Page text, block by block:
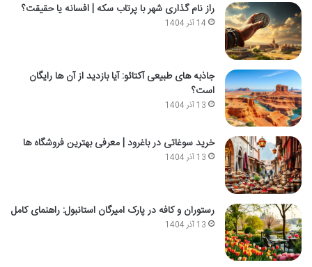
راز نام گذاری شهر با پرتاب سکه | افسانه یا حقیقت؟
14 آذر 1404
جاذبه های طبیعی آکتائو: آیا بازدید از آن ها رایگان
است؟
13 آذر 1404
خرید سوغاتی در باغرود | معرفی بهترین فروشگاه ها
13 آذر 1404
رستوران و کافه در پارک امیرگان استانبول: راهنمای کامل
13 آذر 1404